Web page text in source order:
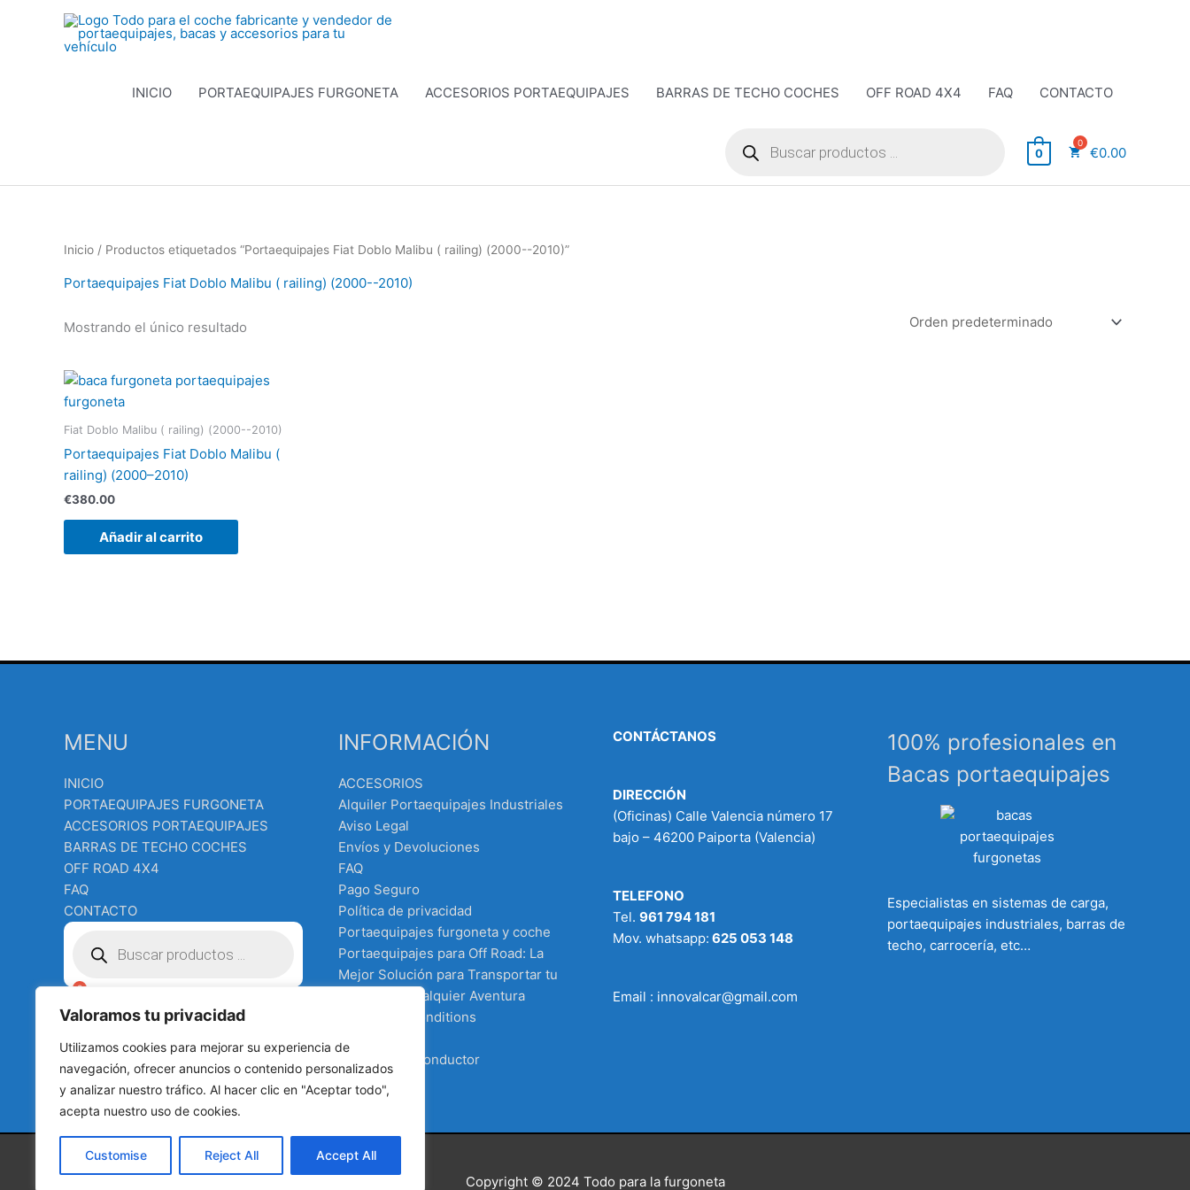
Valoramos tu privacidad
Utilizamos cookies para mejorar su experiencia de
navegación, ofrecer anuncios o contenido personalizados
y analizar nuestro tráfico. Al hacer clic en "Aceptar todo",
acepta nuestro uso de cookies.
Customise Reject All Accept All
INICIO PORTAEQUIPAJES FURGONETA ACCESORIOS PORTAEQUIPAJES BARRAS DE TECHO COCHES OFF ROAD 4X4 FAQ
CONTACTO
productos 0 €0.00
Inicio / Productos etiquetados “Portaequipajes Fiat Doblo Malibu ( railing) (2000--2010)”
Portaequipajes Fiat Doblo Malibu ( railing) (2000--2010)
Mostrando el único resultado
Fiat Doblo Malibu ( railing) (2000--2010)
Portaequipajes Fiat Doblo Malibu (
railing) (2000–2010)
€380.00
Añadir al carrito
MENU
INICIO
PORTAEQUIPAJES FURGONETA
ACCESORIOS PORTAEQUIPAJES
BARRAS DE TECHO COCHES
OFF ROAD 4X4
FAQ
CONTACTO
productos
INFORMACIÓN
ACCESORIOS
Alquiler Portaequipajes Industriales
Aviso Legal
Envíos y Devoluciones
FAQ
Pago Seguro
Política de privacidad
Portaequipajes furgoneta y coche
Portaequipajes para Off Road: La
Mejor Solución para Transportar tu
Equipo en Cualquier Aventura
Terms and Conditions
Tienda
todo para el conductor
CONTÁCTANOS
DIRECCIÓN
(Oficinas) Calle Valencia número 17
bajo – 46200 Paiporta (Valencia)
TELEFONO
Tel. 961 794 181
Mov. whatsapp: 625 053 148
Email : innovalcar@gmail.com
100% profesionales en
Bacas portaequipajes
Especialistas en sistemas de carga,
portaequipajes industriales, barras de
techo, carrocería, etc…
Copyright © 2024 Todo para la furgoneta